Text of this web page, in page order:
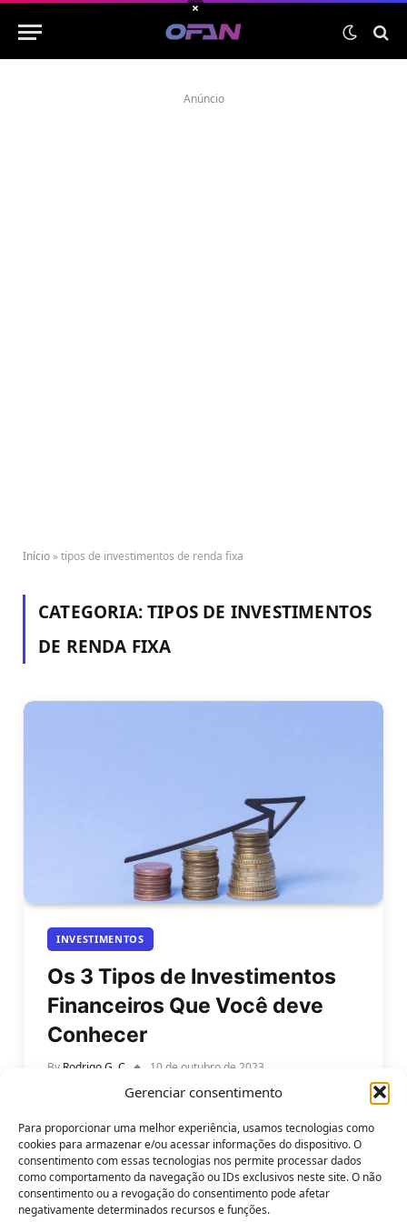
Gerenciar consentimento
Para proporcionar uma melhor experiência, usamos tecnologias como
cookies para armazenar e/ou acessar informações do dispositivo. O
consentimento com essas tecnologias nos permite processar dados
como comportamento da navegação ou IDs exclusivos neste site. O não
consentimento ou a revogação do consentimento pode afetar
negativamente determinados recursos e funções.
Anúncio
Início »tipos de investimentos de renda fixa
CATEGORIA:TIPOS DE INVESTIMENTOS
DE RENDA FIXA
INVESTIMENTOS
Os 3 Tipos de Investimentos
Financeiros Que Você deve
Conhecer
By Rodrigo G. C 10 de outubro de 2023
Os 3 Tipos de Investimentos Financeiros Que Você
deve Conhecer. Em busca de segurança financeira
e tranquilidade, muitos investidores se…
×